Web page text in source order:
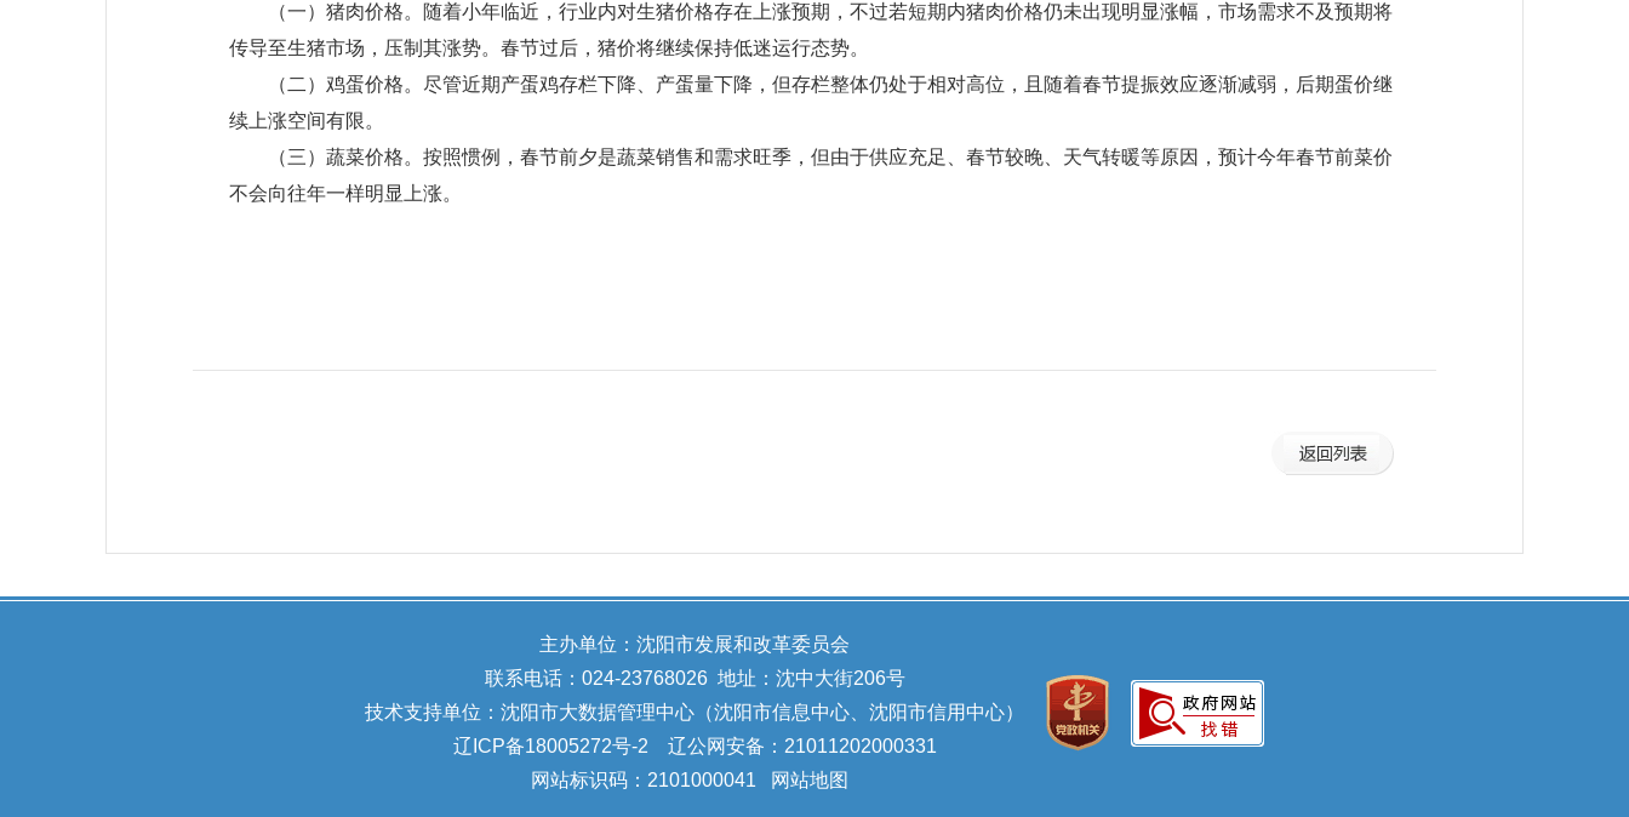
（一）猪肉价格。随着小年临近，行业内对生猪价格存在上涨预期，不过若短期内猪肉价格仍未出现明显涨幅，市场需求不及预期将
传导至生猪市场，压制其涨势。春节过后，猪价将继续保持低迷运行态势。
（二）鸡蛋价格。尽管近期产蛋鸡存栏下降、产蛋量下降，但存栏整体仍处于相对高位，且随着春节提振效应逐渐减弱，后期蛋价继
续上涨空间有限。
（三）蔬菜价格。按照惯例，春节前夕是蔬菜销售和需求旺季，但由于供应充足、春节较晚、天气转暖等原因，预计今年春节前菜价
不会向往年一样明显上涨。